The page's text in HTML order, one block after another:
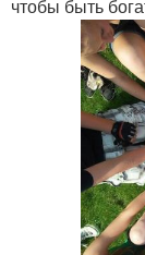
чтобы быть